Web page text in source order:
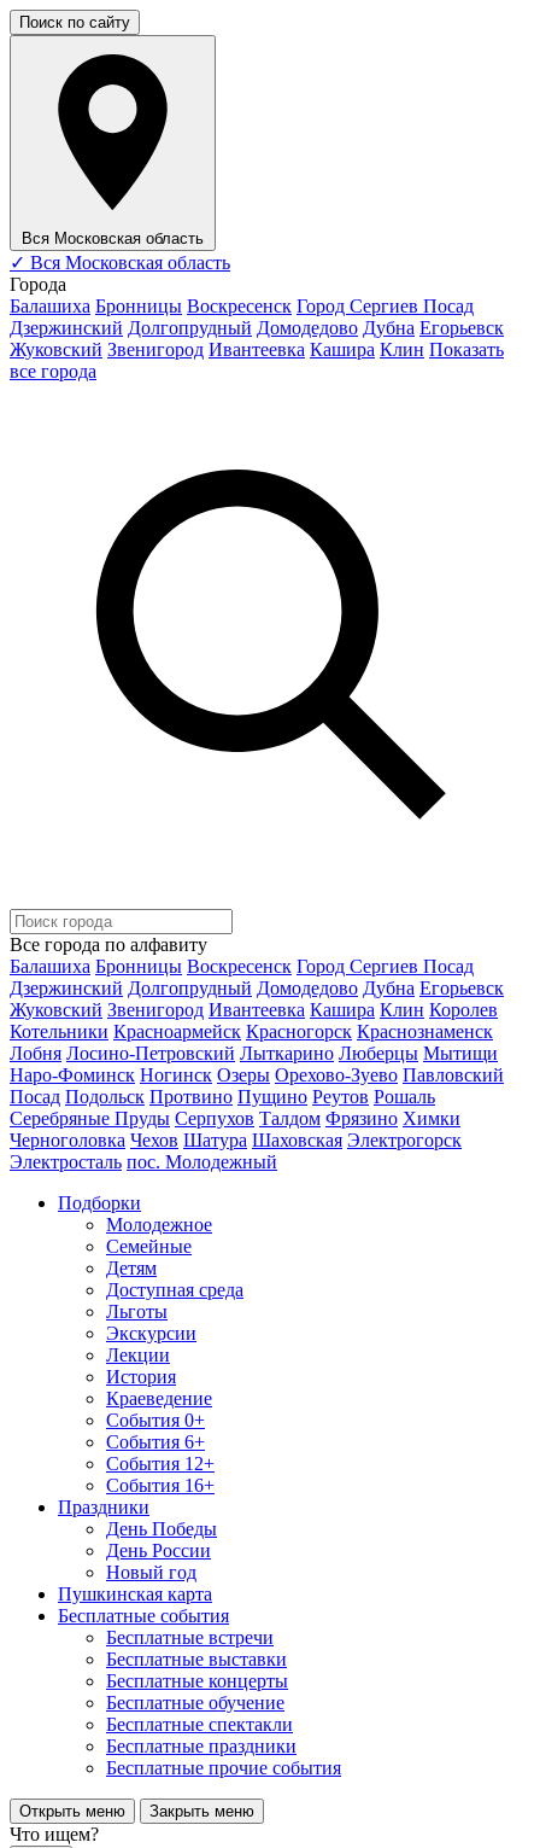
Поиск по сайту
Вся Московская область
✓ Вся Московская область
Города
Балашиха Бронницы Воскресенск Город Сергиев Посад
Дзержинский Долгопрудный Домодедово Дубна Егорьевск
Жуковский Звенигород Ивантеевка Кашира Клин Показать
все города
Все города по алфавиту
Балашиха Бронницы Воскресенск Город Сергиев Посад
Дзержинский Долгопрудный Домодедово Дубна Егорьевск
Жуковский Звенигород Ивантеевка Кашира Клин Королев
Котельники Красноармейск Красногорск Краснознаменск
Лобня Лосино-Петровский Лыткарино Люберцы Мытищи
Наро-Фоминск Ногинск Озеры Орехово-Зуево Павловский
Посад Подольск Протвино Пущино Реутов Рошаль
Серебряные Пруды Серпухов Талдом Фрязино Химки
Черноголовка Чехов Шатура Шаховская Электрогорск
Электросталь пос. Молодежный
Подборки
Молодежное
Семейные
Детям
Доступная среда
Льготы
Экскурсии
Лекции
История
Краеведение
События 0+
События 6+
События 12+
События 16+
Праздники
День Победы
День России
Новый год
Пушкинская карта
Бесплатные события
Бесплатные встречи
Бесплатные выставки
Бесплатные концерты
Бесплатные обучение
Бесплатные спектакли
Бесплатные праздники
Бесплатные прочие события
Открыть меню Закрыть меню
Что ищем?